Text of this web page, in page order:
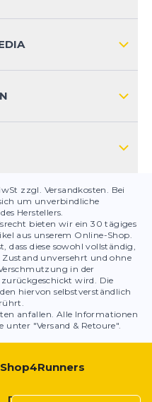
zzgl. Versandkosten. Bei
um unverbindliche
Herstellers.
bieten wir ein 30 tägiges
aus unserem Online-Shop.
dass diese sowohl vollständig,
unversehrt und ohne
in der
wird. Die
hiervon selbstverständlich
anfallen. Alle Informationen
unter "Versand & Retoure".
Shop4Runners
Datenschutz